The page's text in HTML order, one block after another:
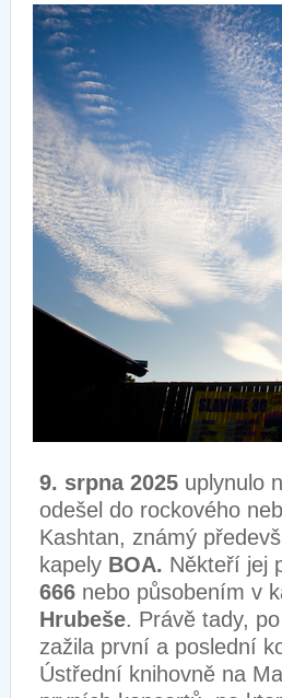
9. srpna 2025 uplynulo
odešel do rockového
Kashtan, známý
kapely BOA. Někteří jej
666 nebo působením v
Hrubeše. Právě tady,
zažila první a poslední
Ústřední knihovně na